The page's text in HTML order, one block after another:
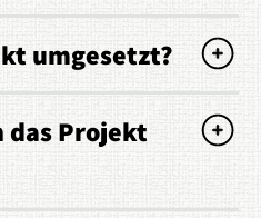
umgesetzt?
das Projekt